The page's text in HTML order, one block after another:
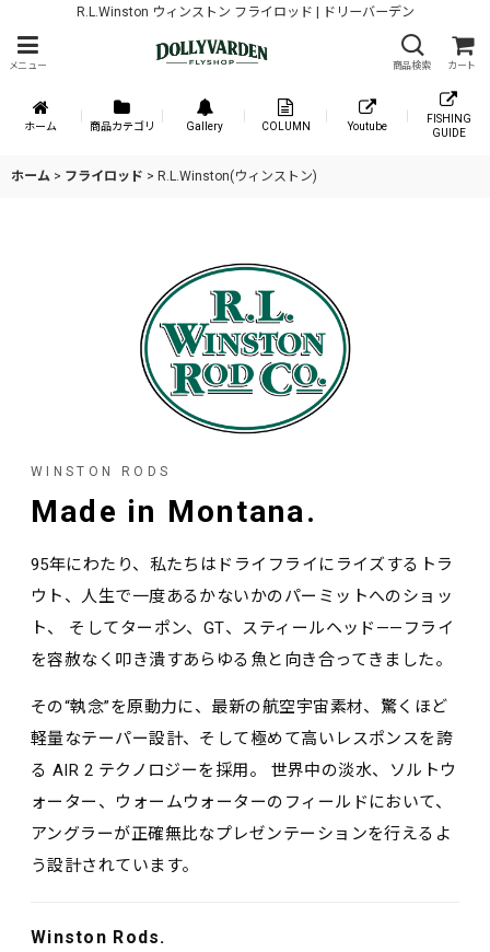
R.L.Winston ウィンストン フライロッド | ドリーバーデン
メニュー 商品検索 カート
ホーム 商品カテゴリ Gallery COLUMN Youtube
FISHING
GUIDE
ホーム > フライロッド > R.L.Winston(ウィンストン)
WINSTON RODS
Made in Montana.
95年にわたり、私たちはドライフライにライズするトラ
ウト、人生で一度あるかないかのパーミットへのショッ
ト、 そしてターポン、GT、スティールヘッド——フライ
を容赦なく叩き潰すあらゆる魚と向き合ってきました。
その“執念”を原動力に、最新の航空宇宙素材、驚くほど
軽量なテーパー設計、そして極めて高いレスポンスを誇
る AIR 2 テクノロジーを採用。 世界中の淡水、ソルトウ
ォーター、ウォームウォーターのフィールドにおいて、
アングラーが正確無比なプレゼンテーションを行えるよ
う設計されています。
Winston Rods.